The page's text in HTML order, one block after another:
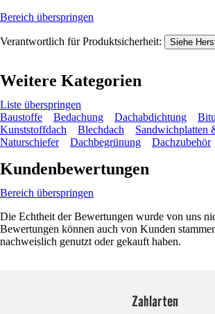
Bereich überspringen
Verantwortlich für Produktsicherheit: Siehe
Weitere Kategorien
Liste überspringen
Baustoffe
Bedachung Dachabdichtung
Kunststoffdach
Blechdach
Sandwichplatten
Naturschiefer
Dachbegrünung Dachzubehör
Kundenbewertungen
Bereich überspringen
Die Echtheit der Bewertungen wurde von uns
Bewertungen können auch von Kunden
nachweislich genutzt oder gekauft haben.
Zahlarten